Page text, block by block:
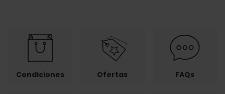
Condiciones Ofertas FAQs